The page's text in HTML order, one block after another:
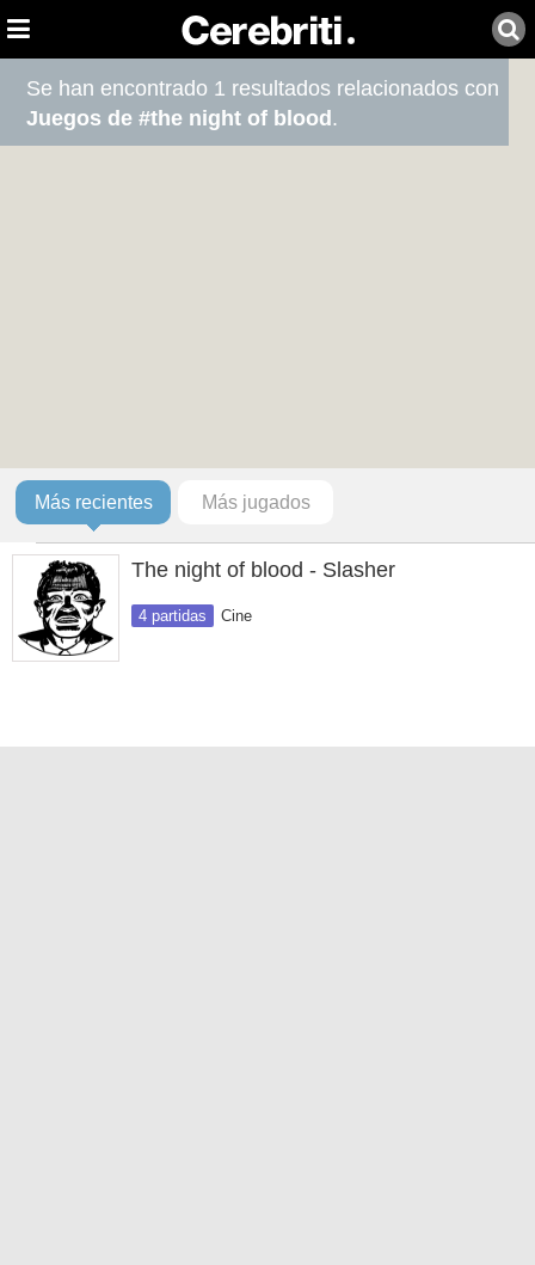
Se han encontrado 1 resultados relacionados con
Juegos de #the night of blood .
Más recientes Más jugados
The night of blood - Slasher
4 partidas Cine